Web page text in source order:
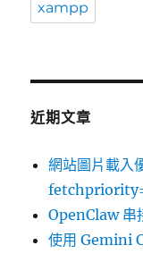
xampp
近期文章
網站圖片載入
OpenClaw 串
使用 Gemini